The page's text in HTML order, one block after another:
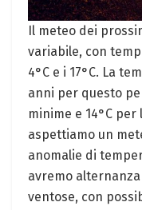
Il‌ meteo dei​
variabile, con
4°C e i 17°C. La
anni per questo
minime e 14°C
aspettiamo un
anomalie di
avremo
ventose, con